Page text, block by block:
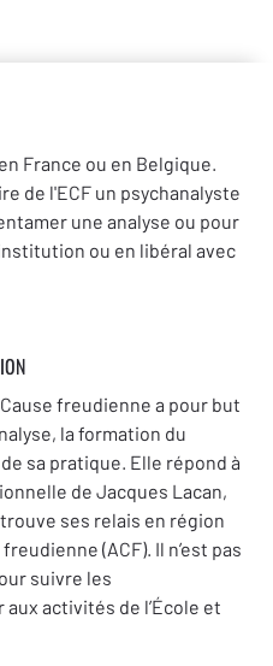
France ou en Belgique.
de l'ECF un psychanalyste
une analyse ou pour
ou en libéral avec
Cause freudienne a pour but
la formation du
sa pratique. Elle répond à
de Jacques Lacan,
ses relais en région
(ACF). Il n’est pas
suivre les
activités de l’École et